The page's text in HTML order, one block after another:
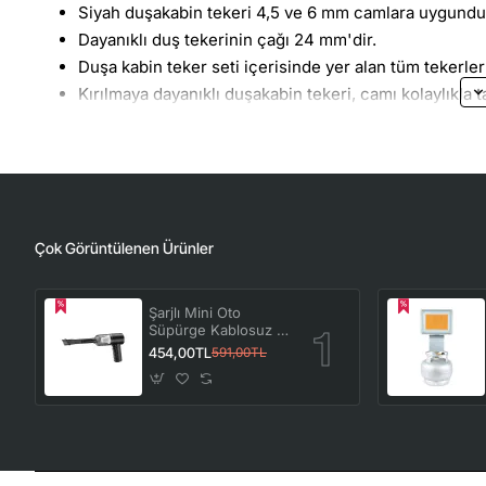
Siyah duşakabin tekeri 4,5 ve 6 mm camlara
Dayanıklı duş tekerinin çağı 24 mm'dir.
Duşa kabin teker seti içerisinde yer alan tüm tekerler
Kırılmaya dayanıklı duşakabin tekeri, camı
Yıldız tornavida yardımı ile kolayca eskisini teker
oluşturur.
Çok Görüntülenen Ürünler
Şarjlı Mini Oto
Süpürge Kablosuz El
Araç Süpürgesi
Güçlü Vakum Çekiş
ve Üfleme
454,00TL591,00TL